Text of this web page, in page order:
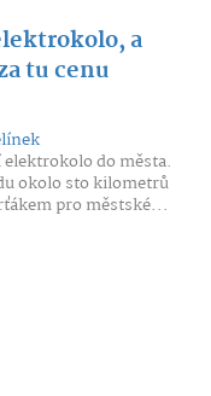
a
tu cenu
do města.
okolo sto kilometrů
pro městské...